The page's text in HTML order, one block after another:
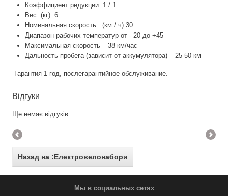
Коэффициент редукции: 1 / 1
Вес: (кг) 6
Номинальная скорость: (км / ч) 30
Диапазон рабочих температур от - 20 до +45
Максимальная скорость – 38 км/час
Дальность пробега (зависит от аккумулятора) – 25-50 км
Гарантия 1 год, послегарантийное обслуживание.
Відгуки
Ще немає відгуків
Назад на :Електровелонабори
Мы в социальных сетях